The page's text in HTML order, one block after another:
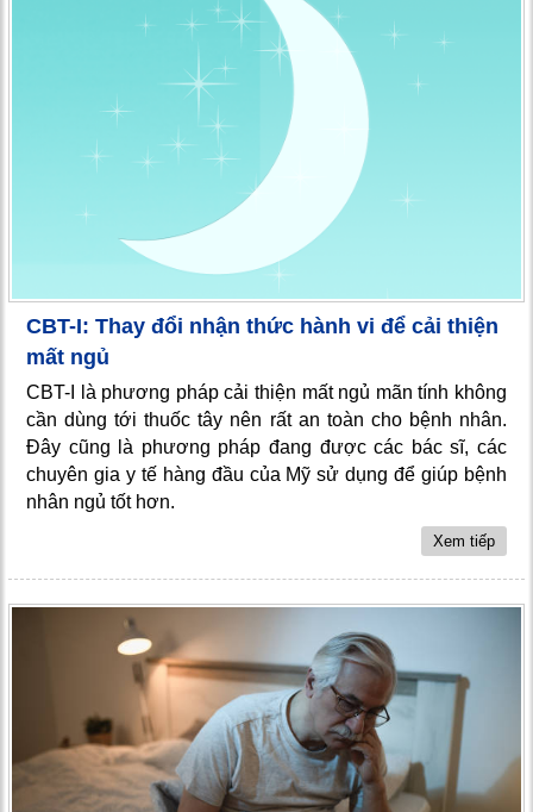
CBT-I: Thay đổi nhận thức hành vi để cải thiện
mất ngủ
CBT-I là phương pháp cải thiện mất ngủ mãn tính không
cần dùng tới thuốc tây nên rất an toàn cho bệnh nhân.
Đây cũng là phương pháp đang được các bác sĩ, các
chuyên gia y tế hàng đầu của Mỹ sử dụng để giúp bệnh
nhân ngủ tốt hơn.
Xem tiếp